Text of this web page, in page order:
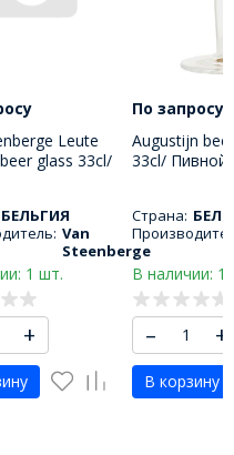
Leute
glass 33cl/
МЛ
БЕЛЬГИЯ
Van
Steenberge
1 шт.
+
По запросу
Augustijn
33cl/ Пивной
Страна:
В наличии: 1
– +
В корзину